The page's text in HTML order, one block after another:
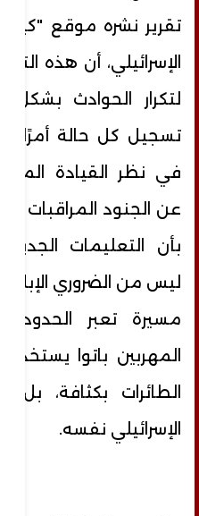
تقرير نشره موقع
الإسرائيلي، أن هذه
لتكرار الحوادث
تسجيل كل حالة أمرًا
في نظر القيادة
عن الجنود المراقبات
بأن التعليمات
ليس من الضروري
مسيرة تعبر
المهربين باتوا
الطائرات بكثافة،
الإسرائيلي نفسه.